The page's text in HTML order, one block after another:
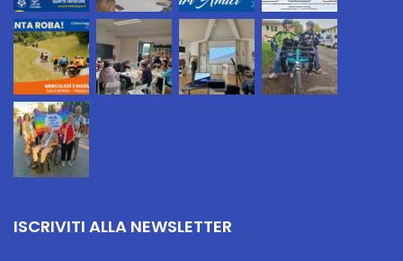
ISCRIVITI ALLA NEWSLETTER